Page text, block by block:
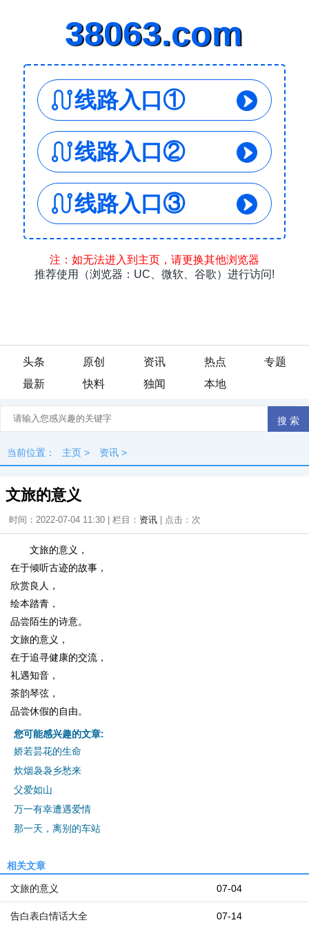
头条 原创 资讯 热点
专题
最新
快料 独闻 本地
当前位置： 主页 > 资讯 >
文旅的意义
时间：2022-07-04 11:30 | 栏目： 资讯 | 点击： 次
文旅的意义，
在于倾听古迹的故事，
欣赏良人，
绘本踏青，
品尝陌生的诗意。
文旅的意义，
在于追寻健康的交流，
礼遇知音，
茶韵琴弦，
品尝休假的自由。
您可能感兴趣的文章:
娇若昙花的生命
炊烟袅袅乡愁来
父爱如山
万一有幸遭遇爱情
那一天，离别的车站
相关文章
07-04
文旅的意义
07-14
告白表白情话大全